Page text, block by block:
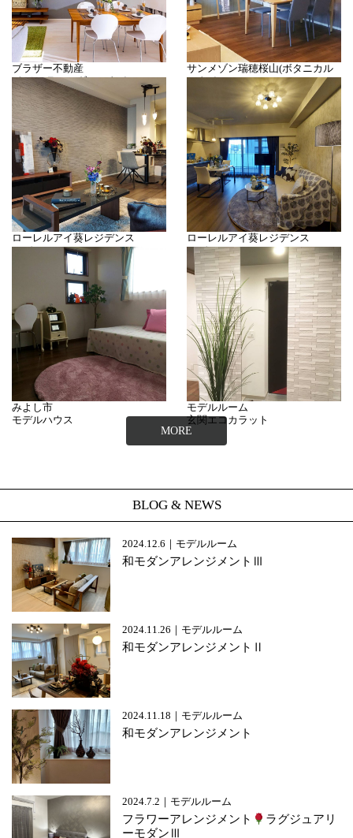
ブラザー不動産
(ナチュラルモダンスタイル)
モデルハウス
サンメゾン瑞穂桜山(ボタニカル
スタイル)
モデルルーム
ローレルアイ葵レジデンス
モデルルームBType
ローレルアイ葵レジデンス
モデルルームAType
みよし市
モデルハウス
モデルルーム
玄関エコカラット
MORE
BLOG & NEWS
2024.12.6｜モデルルーム
和モダンアレンジメントⅢ
2024.11.26｜モデルルーム
和モダンアレンジメントⅡ
2024.11.18｜モデルルーム
和モダンアレンジメント
2024.7.2｜モデルルーム
フラワーアレンジメント
ラグジュアリ
ーモダンⅢ